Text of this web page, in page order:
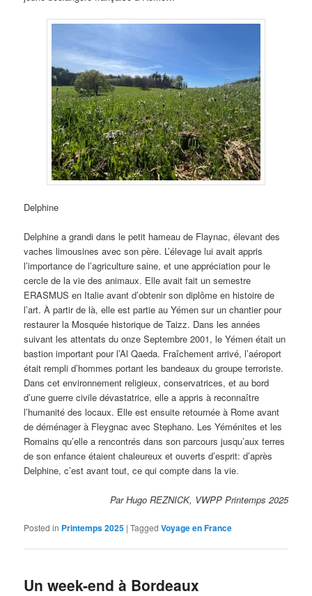
Delphine
Delphine a grandi dans le petit hameau de Flaynac, élevant des
vaches limousines avec son père. L’élevage lui avait appris
l’importance de l’agriculture saine, et une appréciation pour le
cercle de la vie des animaux. Elle avait fait un semestre
ERASMUS en Italie avant d’obtenir son diplôme en histoire de
l’art. À partir de là, elle est partie au Yémen sur un chantier pour
restaurer la Mosquée historique de Taizz. Dans les années
suivant les attentats du onze Septembre 2001, le Yémen était un
bastion important pour l’Al Qaeda. Fraîchement arrivé, l’aéroport
était rempli d’hommes portant les bandeaux du groupe terroriste.
Dans cet environnement religieux, conservatrices, et au bord
d’une guerre civile dévastatrice, elle a appris à reconnaître
l’humanité des locaux. Elle est ensuite retournée à Rome avant
de déménager à Fleygnac avec Stephano. Les Yéménites et les
Romains qu’elle a rencontrés dans son parcours jusqu’aux terres
de son enfance étaient chaleureux et ouverts d’esprit: d’après
Delphine, c’est avant tout, ce qui compte dans la vie.
Par Hugo REZNICK, VWPP Printemps 2025
Posted in Printemps 2025 |Tagged Voyage en France
Un week-end à Bordeaux